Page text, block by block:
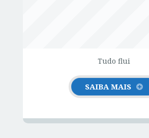
Tudo flui
SAIBA MAIS